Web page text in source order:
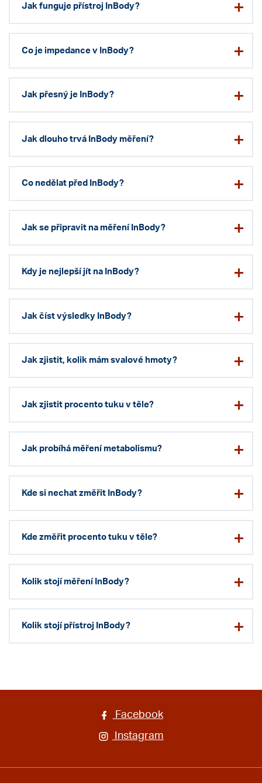
Jak funguje přístroj InBody?
Co je impedance v InBody?
Jak přesný je InBody?
Jak dlouho trvá InBody měření?
Co nedělat před InBody?
Jak se připravit na měření InBody?
Kdy je nejlepší jít na InBody?
Jak číst výsledky InBody?
Jak zjistit, kolik mám svalové hmoty?
Jak zjistit procento tuku v těle?
Jak probíhá měření metabolismu?
Kde si nechat změřit InBody?
Kde změřit procento tuku v těle?
Kolik stojí měření InBody?
Kolik stojí přístroj InBody?
Facebook
Instagram